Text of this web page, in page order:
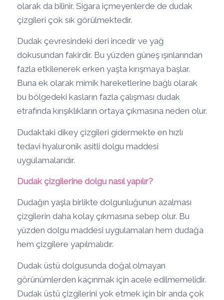
olarak da bilinir. Sigara içmeyenlerde de dudak
çizgileri çok sık görülmektedir.
Dudak çevresindeki deri incedir ve yağ
dokusundan fakirdir. Bu yüzden güneş ışınlarından
fazla etkilenerek erken yaşta kırışmaya başlar.
Buna ek olarak mimik hareketlerine bağlı olarak
bu bölgedeki kasların fazla çalışması dudak
etrafında kırışıklıkların ortaya çıkmasına neden olur.
Dudaktaki dikey çizgileri gidermekte en hızlı
tedavi hyaluronik asitli dolgu maddesi
uygulamalarıdır.
Dudak çizgilerine dolgu nasıl yapılır?
Dudağın yaşla birlikte dolgunluğunun azalması
çizgilerin daha kolay çıkmasına sebep olur. Bu
yüzden dolgu maddesi uygulamaları hem dudağa
hem çizgilere yapılmalıdır.
Dudak üstü dolgusunda doğal olmayan
görünümlerden kaçınmak için acele edilmemelidir.
Dudak üstü çizgilerini yok etmek için bir anda çok